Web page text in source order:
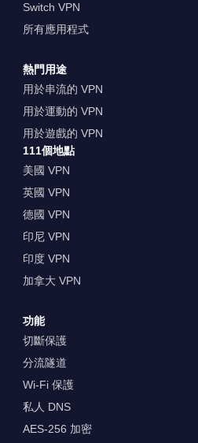
Switch VPN
所有應用程式
熱門用途
用於串流的 VPN
用於運動的 VPN
用於遊戲的 VPN
111個地點
美國 VPN
英國 VPN
德國 VPN
印尼 VPN
印度 VPN
加拿大 VPN
功能
切斷保護
分流隧道
Wi-Fi 保護
私人 DNS
AES-256 加密